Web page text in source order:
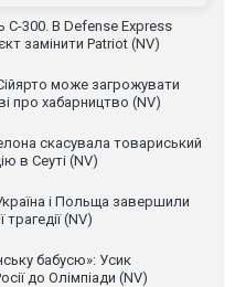
С-300. В Defense Express
замінити Patriot (NV)
може загрожувати
про хабарництво (NV)
скасувала товариський
в Сеуті (NV)
і Польща завершили
(NV)
бабусю»: Усик
до Олімпіади (NV)